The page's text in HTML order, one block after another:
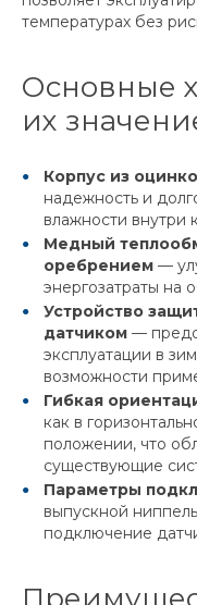
температурах без
Основные
их
Корпус из
надежность и
влажности внутри
Медный
оребрением —
энергозатраты на
Устройство
датчиком —
эксплуатации в
возможности
Гибкая
как в
положении, что
существующие
Параметры
выпускной
подключение